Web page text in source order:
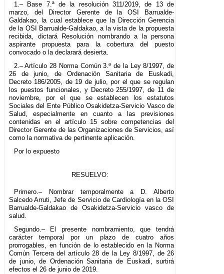
1.– Base 7.ª de la resolución 311/2019, de 13 de
marzo, del Director Gerente de la OSI Barrualde-
Galdakao, la cual establece que la Dirección Gerencia
de la OSI Barrualde-Galdakao, a la vista de la propuesta
recibida, dictará Resolución nombrando a la persona
aspirante propuesta para la cobertura del puesto
convocado o la declarará desierta.
2.– Artículo 28 Norma Común 3.ª de la Ley 8/1997, de
26 de junio, de Ordenación Sanitaria de Euskadi,
Decreto 186/2005, de 19 de julio, por el que se regulan
los puestos funcionales, y Decreto 255/1997, de 11 de
noviembre, por el que se establecen los estatutos
Sociales del Ente Público Osakidetza-Servicio Vasco de
Salud, especialmente en cuanto a las previsiones
contenidas en el artículo 15 sobre competencias del
Director Gerente de las Organizaciones de Servicios, así
como la normativa de pertinente aplicación.
Por lo expuesto
RESUELVO:
Primero.– Nombrar temporalmente a D. Alberto
Salcedo Arruti, Jefe de Servicio de Cardiología en la OSI
Barrualde-Galdakao de Osakidetza-Servicio vasco de
salud.
Segundo.– El presente nombramiento, que tendrá
carácter temporal por un plazo de cuatro años
prorrogables, en función de lo establecido en la Norma
Común Tercera del artículo 28 de la Ley 8/1997, de 26
de junio, de Ordenación Sanitaria de Euskadi, surtirá
efectos el 26 de junio de 2019.